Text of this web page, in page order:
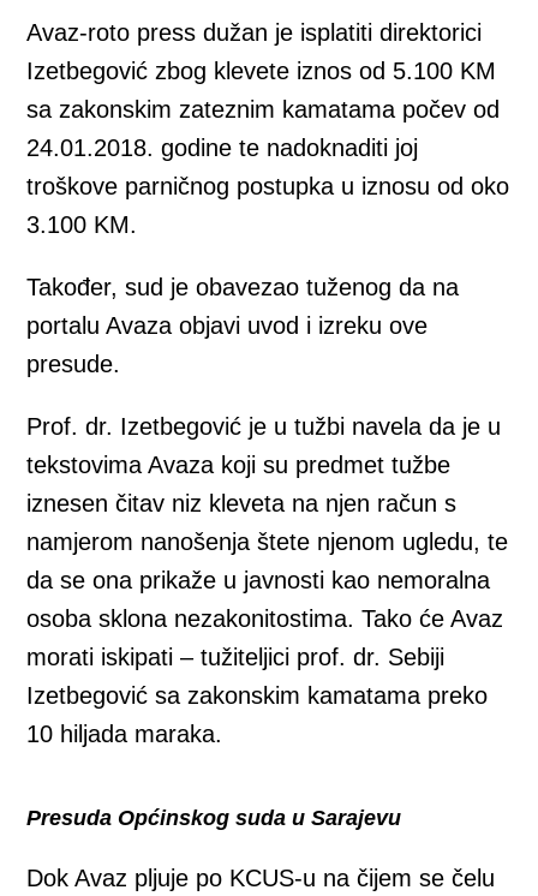
Avaz-roto press dužan je isplatiti direktorici
Izetbegović zbog klevete iznos od 5.100 KM
sa zakonskim zateznim kamatama počev od
24.01.2018. godine te nadoknaditi joj
troškove parničnog postupka u iznosu od oko
3.100 KM.
Također, sud je obavezao tuženog da na
portalu Avaza objavi uvod i izreku ove
presude.
Prof. dr. Izetbegović je u tužbi navela da je u
tekstovima Avaza koji su predmet tužbe
iznesen čitav niz kleveta na njen račun s
namjerom nanošenja štete njenom ugledu, te
da se ona prikaže u javnosti kao nemoralna
osoba sklona nezakonitostima. Tako će Avaz
morati iskipati – tužiteljici prof. dr. Sebiji
Izetbegović sa zakonskim kamatama preko
10 hiljada maraka.
Presuda Općinskog suda u Sarajevu
Dok Avaz pljuje po KCUS-u na čijem se čelu